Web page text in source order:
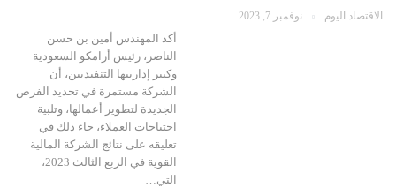
الاقتصاد اليوم نوفمبر 7, 2023
أكد المهندس أمين بن حسن
الناصر، رئيس أرامكو السعودية
وكبير إدارييها التنفيذيين، أن
الشركة مستمرة في تحديد الفرص
الجديدة لتطوير أعمالها، وتلبية
احتياجات العملاء، جاء ذلك في
تعليقه على نتائج الشركة المالية
القوية في الربع الثالث 2023،
التي…